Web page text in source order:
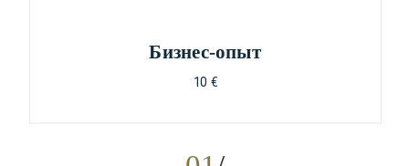
Бизнес-опыт
10 €